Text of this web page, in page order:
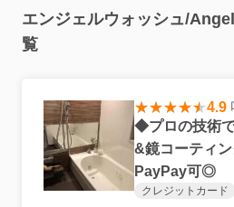
エンジェルウォッシュ/
覧
4.9
◆プロの技術
&鏡コーティン
PayPay可◎
クレジットカード